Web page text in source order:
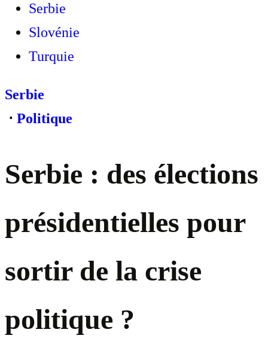
Serbie
Slovénie
Turquie
Serbie
⋅ Politique
Serbie : des élections
présidentielles pour
sortir de la crise
politique ?